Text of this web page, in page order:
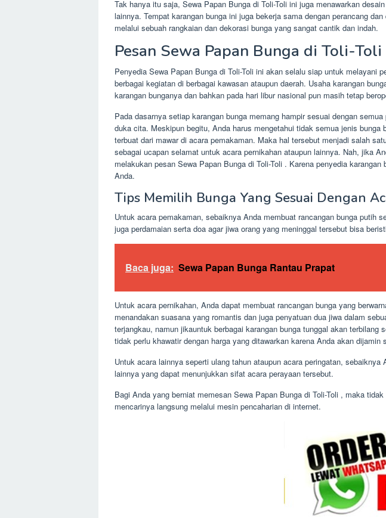
Tak hanya itu saja, Sewa Papan Bunga di Toli-Toli ini juga menawarkan
lainnya. Tempat karangan bunga ini juga bekerja sama dengan perancang
melalui sebuah rangkaian dan dekorasi bunga yang sangat cantik dan indah.
Pesan Sewa Papan Bunga di Toli-
Penyedia Sewa Papan Bunga di Toli-Toli ini akan selalu siap untuk melayani
berbagai kegiatan di berbagai kawasan ataupun daerah. Usaha karangan
karangan bunganya dan bahkan pada hari libur nasional pun masih tetap
Pada dasarnya setiap karangan bunga memang hampir sesuai dengan
duka cita. Meskipun begitu, Anda harus mengetahui tidak semua jenis
terbuat dari mawar di acara pemakaman. Maka hal tersebut menjadi salah
sebagai ucapan selamat untuk acara pernikahan ataupun lainnya. Nah, jika
melakukan pesan Sewa Papan Bunga di Toli-Toli . Karena penyedia
Anda.
Tips Memilih Bunga Yang Sesuai Dengan
Untuk acara pemakaman, sebaiknya Anda membuat rancangan bunga putih
juga perdamaian serta doa agar jiwa orang yang meninggal tersebut bisa
Baca juga: Sewa Papan Bunga Rantau Prapat
Untuk acara pernikahan, Anda dapat membuat rancangan bunga yang
menandakan suasana yang romantis dan juga penyatuan dua jiwa dalam
terjangkau, namun jikauntuk berbagai karangan bunga tunggal akan
tidak perlu khawatir dengan harga yang ditawarkan karena Anda akan dijamin
Untuk acara lainnya seperti ulang tahun ataupun acara peringatan,
lainnya yang dapat menunjukkan sifat acara perayaan tersebut.
Bagi Anda yang berniat memesan Sewa Papan Bunga di Toli-Toli , maka
mencarinya langsung melalui mesin pencaharian di internet.